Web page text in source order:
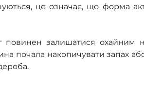
це означає, що форма
залишатися охайним
почала накопичувати запах